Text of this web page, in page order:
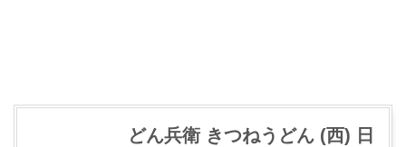
どん兵衛 きつねうどん (西) 日